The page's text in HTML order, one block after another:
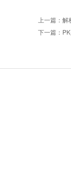
上一篇： 解
下一篇：